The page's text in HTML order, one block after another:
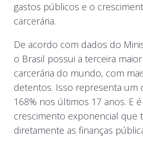
gastos públicos e o
carcerária.
De acordo com dados do
o Brasil possui a terceira
carcerária do mundo, com
detentos. Isso representa um
168% nos últimos 17 anos. E
crescimento exponencial que
diretamente as finanças